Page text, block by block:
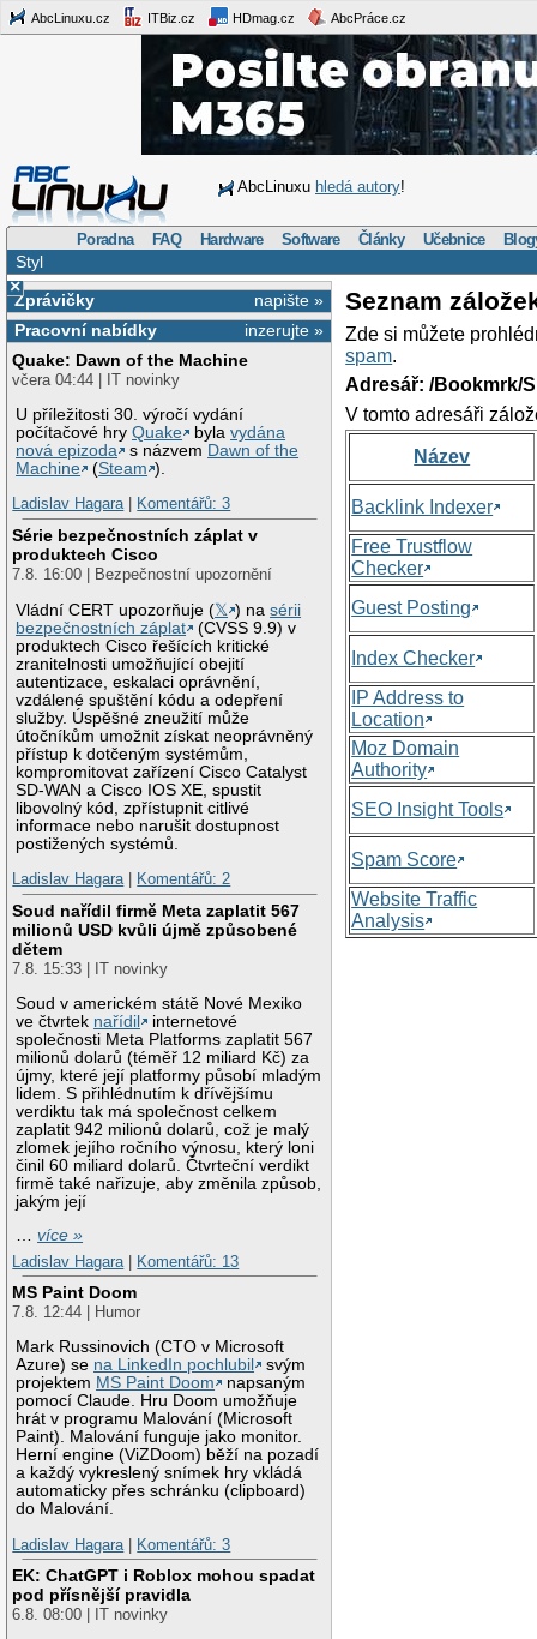
AbcLinuxu.cz ITBiz.cz HDmag.cz AbcPráce.cz
AbcLinuxu hledá autory!
Poradna FAQ Hardware Software Články Učebnice
Styl
×
napište »
Zprávičky
inzerujte »
Pracovní nabídky
Quake: Dawn of the Machine
včera 04:44 | IT novinky
U příležitosti 30. výročí vydání
počítačové hryQuake bylavydána
nová epizoda
s názvem Dawn of the
Machine
(Steam ).
Ladislav Hagara| Komentářů: 3
Série bezpečnostních záplat v
produktech Cisco
7.8. 16:00 | Bezpečnostní upozornění
Vládní CERT upozorňuje (𝕏 ) nasérii
bezpečnostních záplat
(CVSS 9.9) v
produktech Cisco řešících kritické
zranitelnosti umožňující obejití
autentizace, eskalaci oprávnění,
vzdálené spuštění kódu a odepření
služby. Úspěšné zneužití může
útočníkům umožnit získat neoprávněný
přístup k dotčeným systémům,
kompromitovat zařízení Cisco Catalyst
SD-WAN a Cisco IOS XE, spustit
libovolný kód, zpřístupnit citlivé
informace nebo narušit dostupnost
postižených systémů.
Ladislav Hagara| Komentářů: 2
Soud nařídil firmě Meta zaplatit 567
milionů USD kvůli újmě způsobené
dětem
7.8. 15:33 | IT novinky
Soud v americkém státě Nové Mexiko
ve čtvrtek nařídil
internetové
společnosti Meta Platforms zaplatit 567
milionů dolarů (téměř 12 miliard Kč) za
újmy, které její platformy působí mladým
lidem. S přihlédnutím k dřívějšímu
verdiktu tak má společnost celkem
zaplatit 942 milionů dolarů, což je malý
zlomek jejího ročního výnosu, který loni
činil 60 miliard dolarů. Čtvrteční verdikt
firmě také nařizuje, aby změnila způsob,
jakým její
…více »
Ladislav Hagara
Komentářů: 13
MS Paint Doom
7.8. 12:44 | Humor
Mark Russinovich (CTO v Microsoft
Azure) se na LinkedIn pochlubil
svým
projektem MS Paint Doom
napsaným
pomocí Claude. Hru Doom umožňuje
hrát v programu Malování (Microsoft
Paint). Malování funguje jako monitor.
Herní engine (ViZDoom) běží na pozadí
a každý vykreslený snímek hry vkládá
automaticky přes schránku (clipboard)
do Malování.
Ladislav Hagara
Komentářů: 3
EK: ChatGPT i Roblox mohou spadat
pod přísnější pravidla
6.8. 08:00 | IT novinky
Seznam
Zde si můžete
spam.
Adresář: /Bookmrk/
V tomto adresáři
Název
Backlink Indexer
Free Trustflow
Checker
Guest Posting
Index Checker
IP Address to
Location
Moz Domain
Authority
SEO Insight Tools
Spam Score
Website Traffic
Analysis